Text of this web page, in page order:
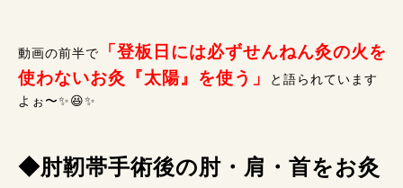
動画の前半で
「登板日には必ずせんねん灸の火を
使わないお灸『太陽』を使う」
と語られています
よぉ〜✨😆✨
◆肘靭帯手術後の肘・肩・首をお灸